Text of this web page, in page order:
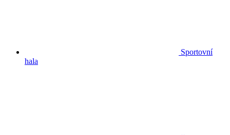
Sportovní
hala